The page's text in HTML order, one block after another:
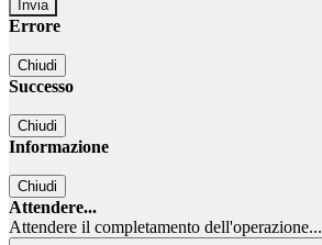
Errore
Chiudi
Successo
Chiudi
Informazione
Chiudi
Attendere...
Attendere il completamento dell'operazione...